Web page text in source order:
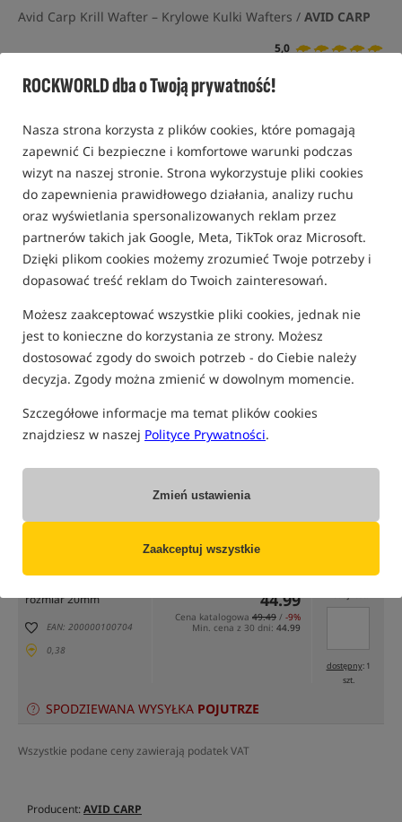
ROCKWORLD dba o Twoją prywatność!
Nasza strona korzysta z plików cookies, które pomagają
zapewnić Ci bezpieczne i komfortowe warunki podczas
wizyt na naszej stronie. Strona wykorzystuje pliki cookies
do zapewnienia prawidłowego działania, analizy ruchu
oraz wyświetlania spersonalizowanych reklam przez
partnerów takich jak Google, Meta, TikTok oraz Microsoft.
Dzięki plikom cookies możemy zrozumieć Twoje potrzeby i
dopasować treść reklam do Twoich zainteresowań.
Możesz zaakceptować wszystkie pliki cookies, jednak nie
jest to konieczne do korzystania ze strony. Możesz
dostosować zgody do swoich potrzeb - do Ciebie należy
decyzja. Zgody można zmienić w dowolnym momencie.
Szczegółowe informacje ma temat plików cookies
znajdziesz w naszej Polityce Prywatności.
Zmień ustawienia
Zaakceptuj wszystkie
Avid Carp Krill Wafter – Krylowe Kulki Wafters / AVID CARP
5,0
rozmiar 20mm
EAN: 200000100704
0,38
44.99
Cena katalogowa 49.49 / -9%
Min. cena z 30 dni: 44.99
dostępny: 1
szt.
SPODZIEWANA WYSYŁKA POJUTRZE
Wszystkie podane ceny zawierają podatek VAT
Producent:AVID CARP